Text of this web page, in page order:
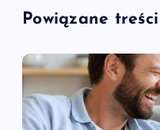
Powiązane treści